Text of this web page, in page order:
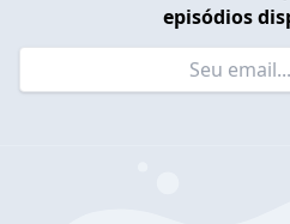
episódios